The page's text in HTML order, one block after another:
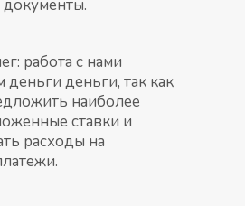
работа с нами
деньги деньги, так как
наиболее
ставки и
расходы на